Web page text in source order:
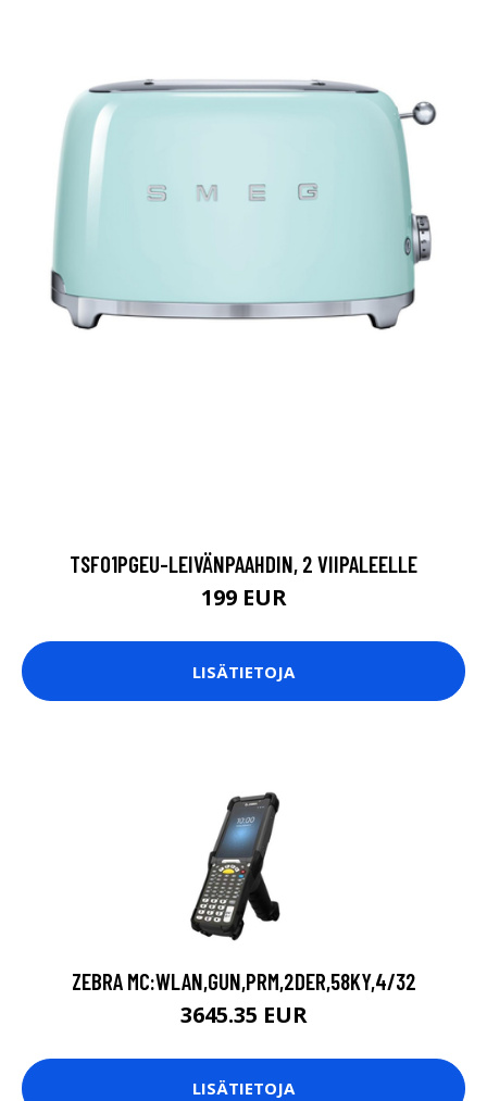
TSF01PGEU-LEIVÄNPAAHDIN, 2 VIIPALEELLE
199 EUR
LISÄTIETOJA
ZEBRA MC:WLAN,GUN,PRM,2DER,58KY,4/32
3645.35 EUR
LISÄTIETOJA